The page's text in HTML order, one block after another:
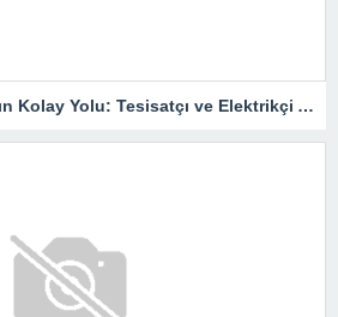
Hizmet Veren Bulmanın Kolay Yolu: Tesisatçı ve Elektrikçi Ararken Nelere Dikkat Edilmeli?